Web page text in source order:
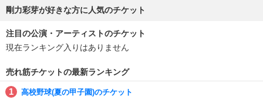
剛力彩芽が好きな方に人気のチケット
注目の公演・アーティストのチケット
現在ランキング入りはありません
売れ筋チケットの最新ランキング
高校野球(夏の甲子園)のチケット